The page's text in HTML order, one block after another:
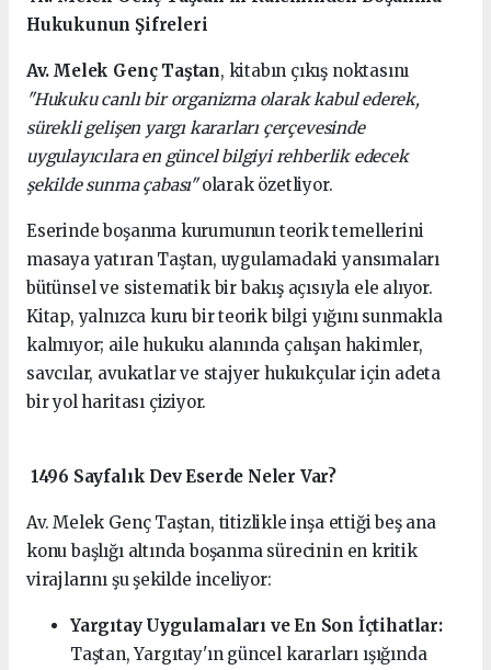
Hukukunun Şifreleri
Av. Melek Genç Taştan, kitabın çıkış noktasını
"Hukuku canlı bir organizma olarak kabul ederek,
sürekli gelişen yargı kararları çerçevesinde
uygulayıcılara en güncel bilgiyi rehberlik edecek
şekilde sunma çabası"olarak özetliyor.
Eserinde boşanma kurumunun teorik temellerini
masaya yatıran Taştan, uygulamadaki yansımaları
bütünsel ve sistematik bir bakış açısıyla ele alıyor.
Kitap, yalnızca kuru bir teorik bilgi yığını sunmakla
kalmıyor; aile hukuku alanında çalışan hakimler,
savcılar, avukatlar ve stajyer hukukçular için adeta
bir yol haritası çiziyor.
1496 Sayfalık Dev Eserde Neler Var?
Av. Melek Genç Taştan, titizlikle inşa ettiği beş ana
konu başlığı altında boşanma sürecinin en kritik
virajlarını şu şekilde inceliyor:
Yargıtay Uygulamaları ve En Son İçtihatlar:
Taştan, Yargıtay'ın güncel kararları ışığında